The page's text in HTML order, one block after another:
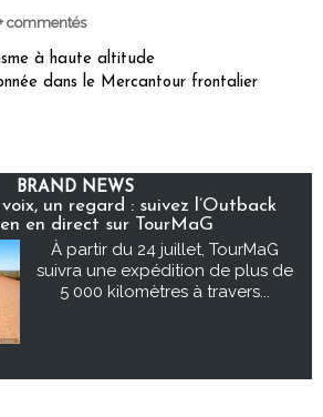
commentés
à haute altitude
dans le Mercantour frontalier
BRAND NEWS
un regard : suivez l’Outback
en direct sur TourMaG
À partir du 24 juillet, TourMaG
suivra une expédition de plus de
5 000 kilomètres à travers...